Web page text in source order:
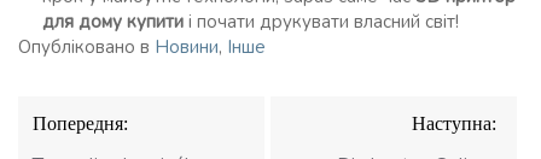
для дому купити і почати друкувати власний світ!
Опубліковано в Новини, Інше
Навігація
записів
Попередня: Наступна: